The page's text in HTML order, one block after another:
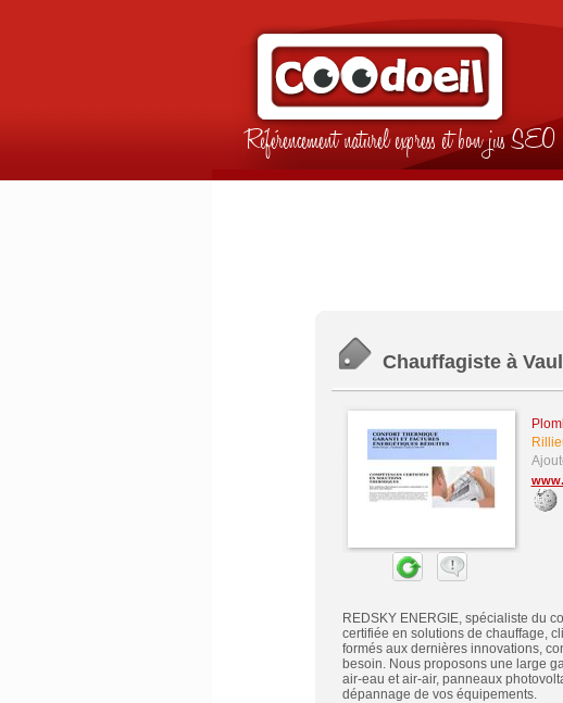
Référencement naturel express et bon jus SEO
Chauffagiste à
REDSKY ENERGIE, spécialiste du
certifiée en solutions de chauffage,
formés aux dernières innovations,
besoin. Nous proposons une large
air-eau et air-air, panneaux
dépannage de vos équipements.